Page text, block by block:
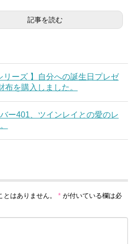
記事を読む
リーズ 】自分への誕生日プレゼ
布を購入しました。
ー401、ツインレイとの愛のレ
はありません。 * が付いている欄は必